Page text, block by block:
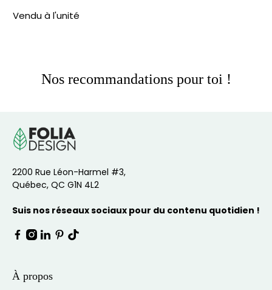
Vendu à l'unité
Nos recommandations pour toi !
2200 Rue Léon-Harmel #3,
Québec, QC G1N 4L2
Suis nos réseaux sociaux pour du contenu quotidien !
À propos